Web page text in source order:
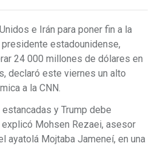
e Irán para poner fin a la
estadounidense,
24 000 millones de dólares en
declaró este viernes un alto
a la CNN.
y Trump debe
Mohsen Rezaei, asesor
ayatolá Mojtaba Jameneí, en una